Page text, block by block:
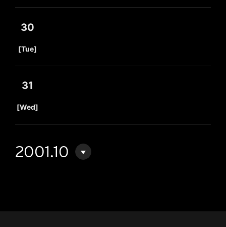
30
[Tue]
31
[Wed]
2001.10